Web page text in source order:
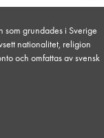
som grundades i Sverige
nationalitet, religion
och omfattas av svensk